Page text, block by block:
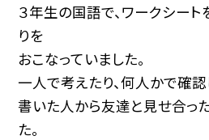
３年生の国語で、ワークシー
りを
おこなっていました。
一人で考えたり、何人かで確認
書いた人から友達と見せ合っ
た。